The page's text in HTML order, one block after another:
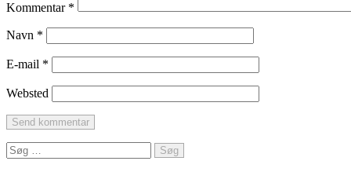
Kommentar *
Navn *
E-mail *
Websted
Søg
efter: